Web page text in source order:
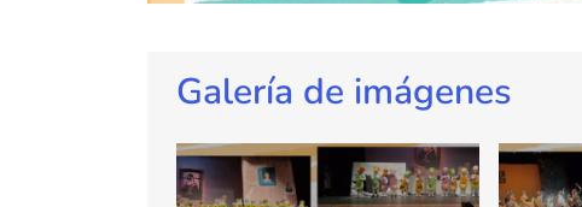
Galería de imágenes